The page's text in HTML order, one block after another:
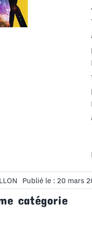
Publié le : 20 mars
catégorie